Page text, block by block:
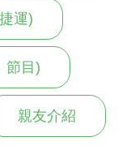
運)
節目)
親友介紹